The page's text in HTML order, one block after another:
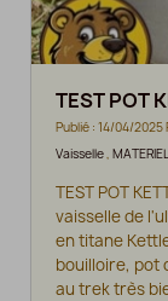
TEST POT
Publié : 14/04/2025
Vaisselle, MATERIEL
TEST POT
vaisselle de
en titane
bouilloire, pot
au trek très